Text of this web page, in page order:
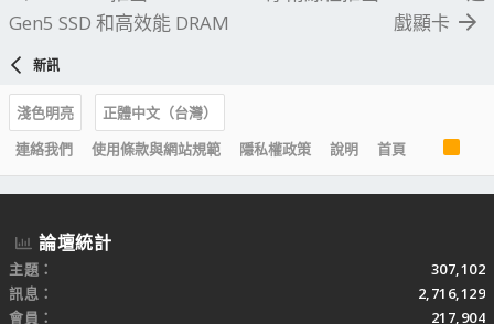
Gen5 SSD 和高效能 DRAM
戲顯卡
新訊
淺色明亮
正體中文（台灣）
連絡我們
使用條款與網站規範 隱私權政策 說明 首頁
R
S
S
論壇統計
主題
307,102
訊息
2,716,129
會員
217,904